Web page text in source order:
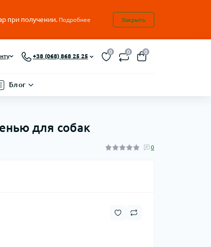
при получении. Подробнее Закрыть
+38 (068) 868 25 25
0 0 0
Блог
для собак
0